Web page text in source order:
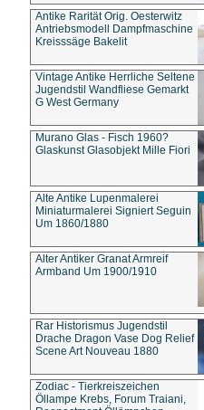
Antike Rarität Orig. Oesterwitz
Antriebsmodell Dampfmaschine
Kreisssäge Bakelit
Vintage Antike Herrliche Seltene
Jugendstil Wandfliese Gemarkt
G West Germany
Murano Glas - Fisch 1960?
Glaskunst Glasobjekt Mille Fiori
Alte Antike Lupenmalerei
Miniaturmalerei Signiert Seguin
Um 1860/1880
Alter Antiker Granat Armreif
Armband Um 1900/1910
Rar Historismus Jugendstil
Drache Dragon Vase Dog Relief
Scene Art Nouveau 1880
Zodiac - Tierkreiszeichen
Öllampe Krebs, Forum Traiani,